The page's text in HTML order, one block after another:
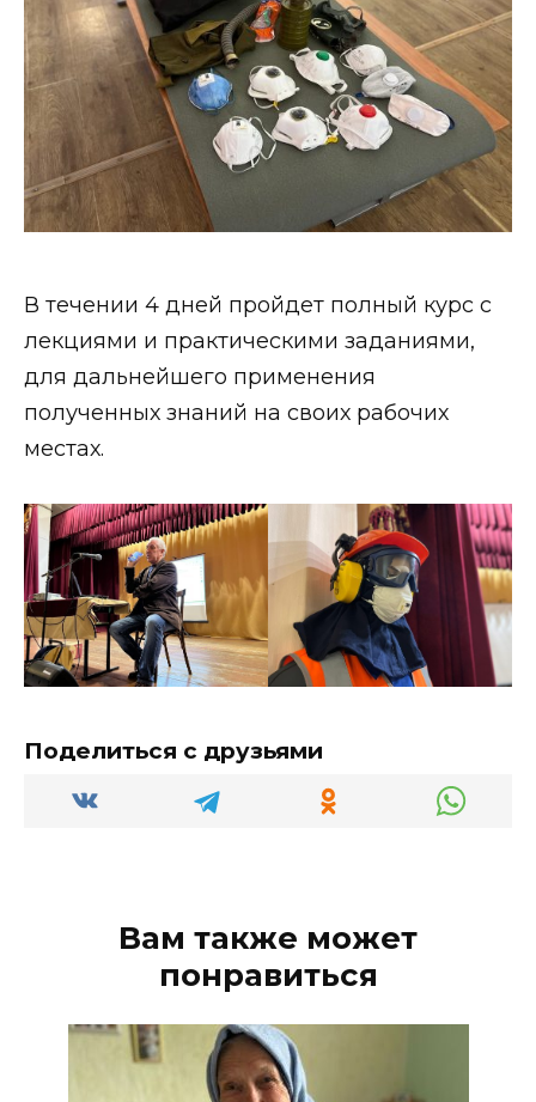
В течении 4 дней пройдет полный курс с
лекциями и практическими заданиями,
для дальнейшего применения
полученных знаний на своих рабочих
местах.
Поделиться с друзьями
Вам также может
понравиться